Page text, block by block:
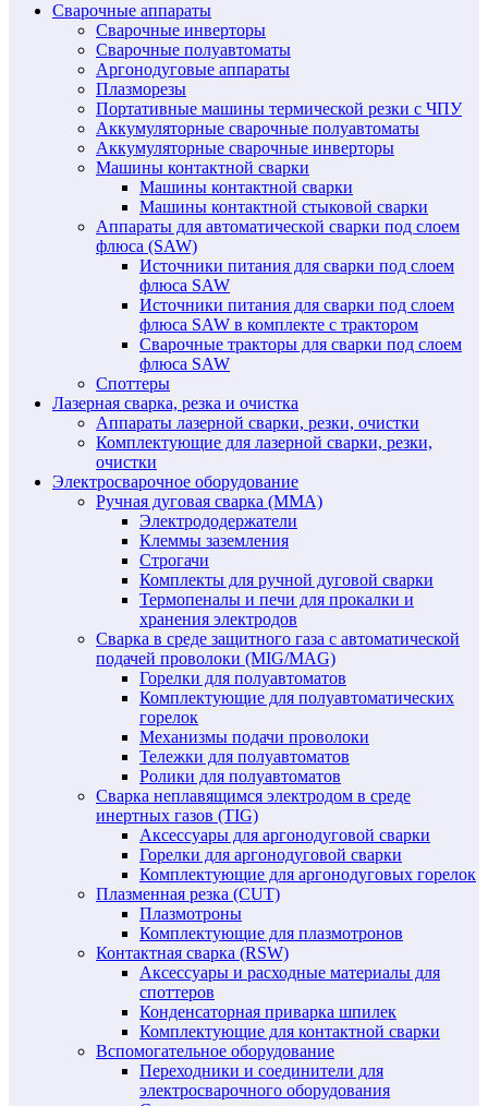
Сварочные аппараты
Сварочные инверторы
Сварочные полуавтоматы
Аргонодуговые аппараты
Плазморезы
Портативные машины термической резки с ЧПУ
Аккумуляторные сварочные полуавтоматы
Аккумуляторные сварочные инверторы
Машины контактной сварки
Машины контактной сварки
Машины контактной стыковой сварки
Аппараты для автоматической сварки под слоем
флюса (SAW)
Источники питания для сварки под слоем
флюса SAW
Источники питания для сварки под слоем
флюса SAW в комплекте с трактором
Сварочные тракторы для сварки под слоем
флюса SAW
Споттеры
Лазерная сварка, резка и очистка
Аппараты лазерной сварки, резки, очистки
Комплектующие для лазерной сварки, резки,
очистки
Электросварочное оборудование
Ручная дуговая сварка (MMA)
Электрододержатели
Клеммы заземления
Строгачи
Комплекты для ручной дуговой сварки
Термопеналы и печи для прокалки и
хранения электродов
Сварка в среде защитного газа с автоматической
подачей проволоки (MIG/MAG)
Горелки для полуавтоматов
Комплектующие для полуавтоматических
горелок
Механизмы подачи проволоки
Тележки для полуавтоматов
Ролики для полуавтоматов
Сварка неплавящимся электродом в среде
инертных газов (TIG)
Аксессуары для аргонодуговой сварки
Горелки для аргонодуговой сварки
Комплектующие для аргонодуговых горелок
Плазменная резка (CUT)
Плазмотроны
Комплектующие для плазмотронов
Контактная сварка (RSW)
Аксессуары и расходные материалы для
споттеров
Конденсаторная приварка шпилек
Комплектующие для контактной сварки
Вспомогательное оборудование
Переходники и соединители для
электросварочного оборудования